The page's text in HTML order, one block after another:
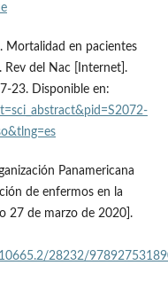
Mortalidad en pacientes
Rev del Nac [Internet].
23. Disponible en:
Panamericana
de enfermos en la
27 de marzo de 2020].
28232/